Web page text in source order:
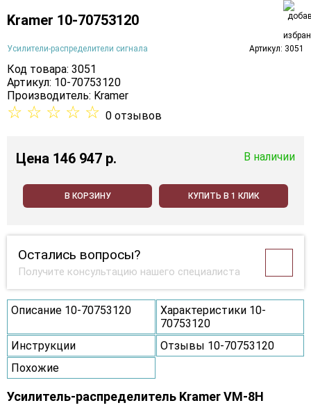
Kramer 10-70753120
Усилители-распределители сигнала Артикул: 3051
Код товара: 3051
Артикул: 10-70753120
Производитель: Kramer
☆ ☆ ☆ ☆ ☆ 0 отзывов
Цена 146 947 p. В наличии
В КОРЗИНУ КУПИТЬ В 1 КЛИК
Остались вопросы?
Получите консультацию нашего специалиста
Описание 10-70753120
Характеристики 10-
70753120
Инструкции
Отзывы 10-70753120
Похожие
Усилитель-распределитель Kramer VM-8H